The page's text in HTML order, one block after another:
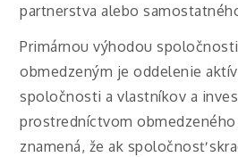
partnerstva alebo
Primárnou výhodou
obmedzeným je oddelenie
spoločnosti a vlastníkov a
prostredníctvom obmedzeného
znamená, že ak spoločnosť